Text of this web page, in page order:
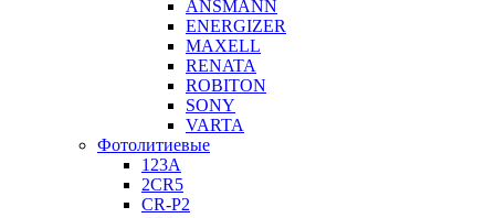
ANSMANN
ENERGIZER
MAXELL
RENATA
ROBITON
SONY
VARTA
Фотолитиевые
123A
2CR5
CR-P2